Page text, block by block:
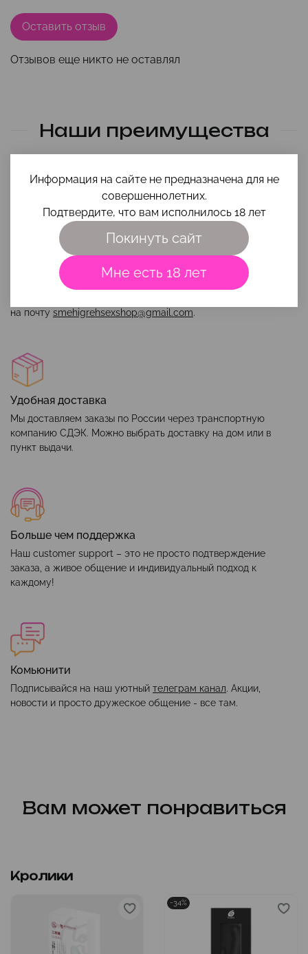
Отзывов еще никто не оставлял
Оставить отзыв
Наши преимущества
Помощь в выборе
Чтобы игрушка и интимная косметика вам максимально
на почту smehigrehsexshop@gmail.com.
Удобная доставка
Мы доставляем заказы по России через транспортную
компанию СДЭК. Можно выбрать доставку на дом или в
пункт выдачи.
Больше чем поддержка
Наш customer support – это не просто подтверждение
заказа, а живое общение и индивидуальный подход к
каждому!
Комьюнити
Подписывайся на наш уютный телеграм канал. Акции,
новости и просто дружеское общение - все там.
Вам может понравиться
Кролики
-34%
Информация на сайте не предназначена для не
совершеннолетних.
Подтвердите, что вам исполнилось 18 лет
Покинуть сайт
Мне есть 18 лет